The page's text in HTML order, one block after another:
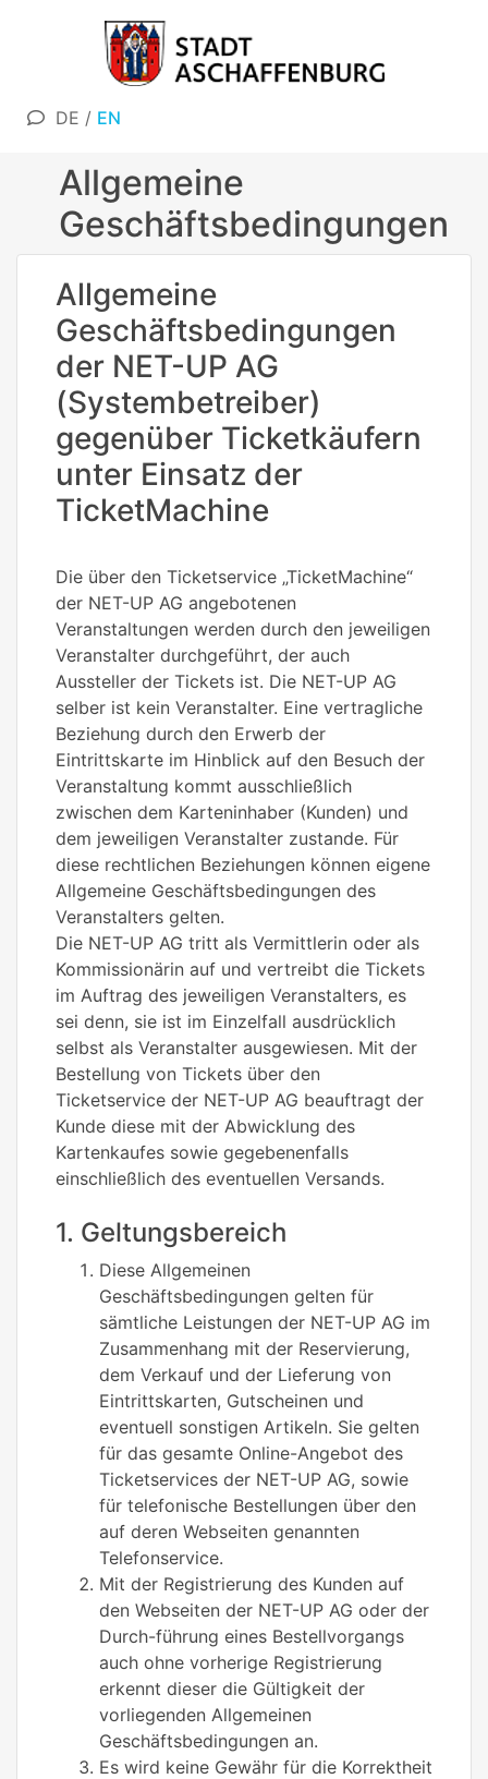
DE / EN
Allgemeine
Geschäftsbedingungen
Allgemeine
Geschäftsbedingungen
der NET-UP AG
(Systembetreiber)
gegenüber Ticketkäufern
unter Einsatz der
TicketMachine
Die über den Ticketservice „TicketMachine“
der NET-UP AG angebotenen
Veranstaltungen werden durch den jeweiligen
Veranstalter durchgeführt, der auch
Aussteller der Tickets ist. Die NET-UP AG
selber ist kein Veranstalter. Eine vertragliche
Beziehung durch den Erwerb der
Eintrittskarte im Hinblick auf den Besuch der
Veranstaltung kommt ausschließlich
zwischen dem Karteninhaber (Kunden) und
dem jeweiligen Veranstalter zustande. Für
diese rechtlichen Beziehungen können eigene
Allgemeine Geschäftsbedingungen des
Veranstalters gelten.
Die NET-UP AG tritt als Vermittlerin oder als
Kommissionärin auf und vertreibt die Tickets
im Auftrag des jeweiligen Veranstalters, es
sei denn, sie ist im Einzelfall ausdrücklich
selbst als Veranstalter ausgewiesen. Mit der
Bestellung von Tickets über den
Ticketservice der NET-UP AG beauftragt der
Kunde diese mit der Abwicklung des
Kartenkaufes sowie gegebenenfalls
einschließlich des eventuellen Versands.
1. Geltungsbereich
Diese Allgemeinen
Geschäftsbedingungen gelten für
sämtliche Leistungen der NET-UP AG im
Zusammenhang mit der Reservierung,
dem Verkauf und der Lieferung von
Eintrittskarten, Gutscheinen und
eventuell sonstigen Artikeln. Sie gelten
für das gesamte Online-Angebot des
Ticketservices der NET-UP AG, sowie
für telefonische Bestellungen über den
auf deren Webseiten genannten
Telefonservice.
Mit der Registrierung des Kunden auf
den Webseiten der NET-UP AG oder der
Durch-führung eines Bestellvorgangs
auch ohne vorherige Registrierung
erkennt dieser die Gültigkeit der
vorliegenden Allgemeinen
Geschäftsbedingungen an.
Es wird keine Gewähr für die Korrektheit